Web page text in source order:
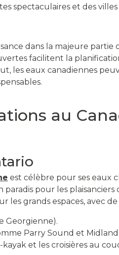
spectaculaires et des
dans la majeure
facilitent la
les eaux canadiennes
au
est célèbre pour ses eaux
pour les
les grands espaces, avec
Georgienne).
Parry Sound et Midland.
et les croisières au